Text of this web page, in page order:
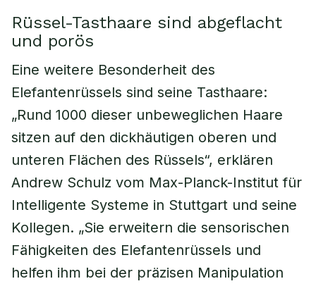
Rüssel-Tasthaare sind abgeflacht
und porös
Eine weitere Besonderheit des
Elefantenrüssels sind seine Tasthaare:
„Rund 1000 dieser unbeweglichen Haare
sitzen auf den dickhäutigen oberen und
unteren Flächen des Rüssels“, erklären
Andrew Schulz vom Max-Planck-Institut für
Intelligente Systeme in Stuttgart und seine
Kollegen. „Sie erweitern die sensorischen
Fähigkeiten des Elefantenrüssels und
helfen ihm bei der präzisen Manipulation